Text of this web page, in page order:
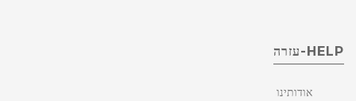
HELP-עזרה
אודותינו